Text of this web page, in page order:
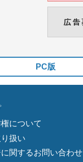
PC版
について
扱い
関するお問い合わせ